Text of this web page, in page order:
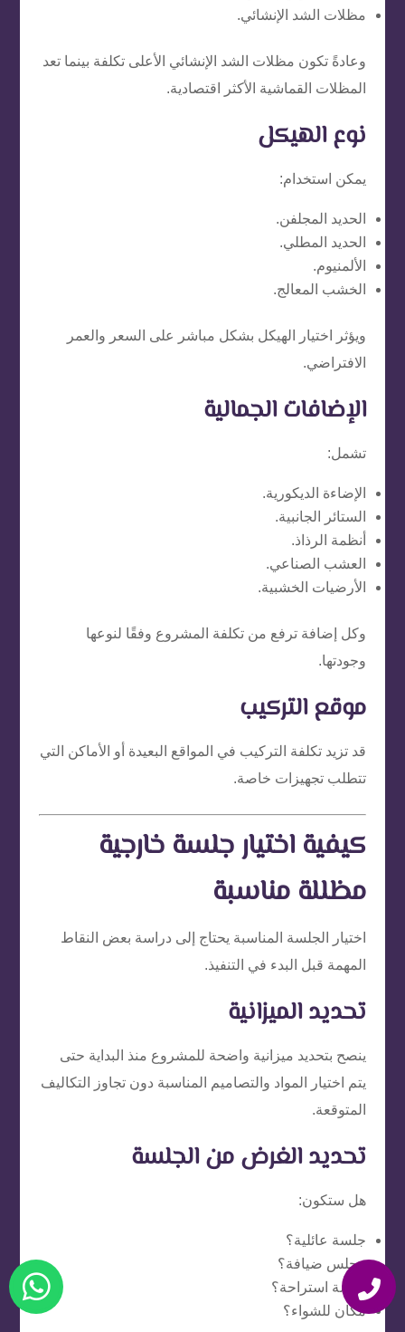
مظلات الشد الإنشائي.
وعادةً تكون مظلات الشد الإنشائي الأعلى تكلفة بينما تعد
المظلات القماشية الأكثر اقتصادية.
نوع الهيكل
يمكن استخدام:
الحديد المجلفن.
الحديد المطلي.
الألمنيوم.
الخشب المعالج.
ويؤثر اختيار الهيكل بشكل مباشر على السعر والعمر
الافتراضي.
الإضافات الجمالية
تشمل:
الإضاءة الديكورية.
الستائر الجانبية.
أنظمة الرذاذ.
العشب الصناعي.
الأرضيات الخشبية.
وكل إضافة ترفع من تكلفة المشروع وفقًا لنوعها
وجودتها.
موقع التركيب
قد تزيد تكلفة التركيب في المواقع البعيدة أو الأماكن التي
تتطلب تجهيزات خاصة.
كيفية اختيار جلسة خارجية
مظللة مناسبة
اختيار الجلسة المناسبة يحتاج إلى دراسة بعض النقاط
المهمة قبل البدء في التنفيذ.
تحديد الميزانية
ينصح بتحديد ميزانية واضحة للمشروع منذ البداية حتى
يتم اختيار المواد والتصاميم المناسبة دون تجاوز التكاليف
المتوقعة.
تحديد الغرض من الجلسة
هل ستكون:
جلسة عائلية؟
مجلس ضيافة؟
جلسة استراحة؟
مكان للشواء؟